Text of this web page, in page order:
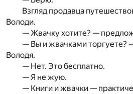
Взгляд продавца
Володи.
— Жвачку хотите? —
— Вы и жвачками торгуете?
Володя.
— Нет. Это бесплатно.
— Я не жую.
— Книги и жвачки —